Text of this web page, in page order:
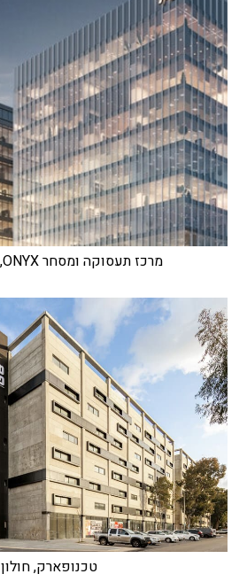
מרכז תעסוקה ומסחר ONYX, צומת סביון
טכנופארק, חולון